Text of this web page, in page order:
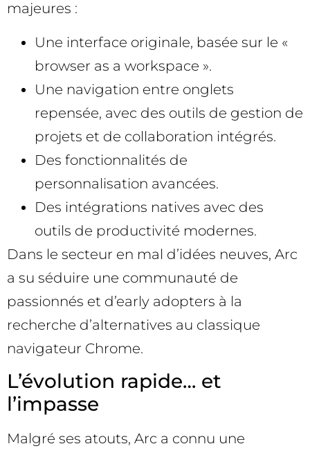
majeures :
Une interface originale, basée sur le «
browser as a workspace ».
Une navigation entre onglets
repensée, avec des outils de gestion de
projets et de collaboration intégrés.
Des fonctionnalités de
personnalisation avancées.
Des intégrations natives avec des
outils de productivité modernes.
Dans le secteur en mal d’idées neuves, Arc
a su séduire une communauté de
passionnés et d’early adopters à la
recherche d’alternatives au classique
navigateur Chrome.
L’évolution rapide… et
l’impasse
Malgré ses atouts, Arc a connu une